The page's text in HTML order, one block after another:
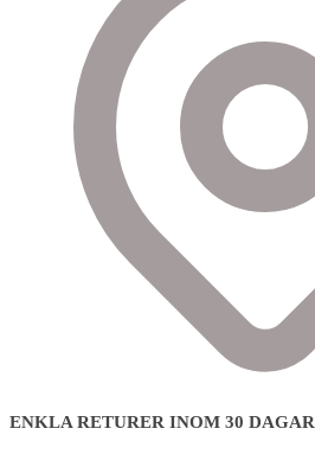
ENKLA RETURER INOM 30 DAGAR